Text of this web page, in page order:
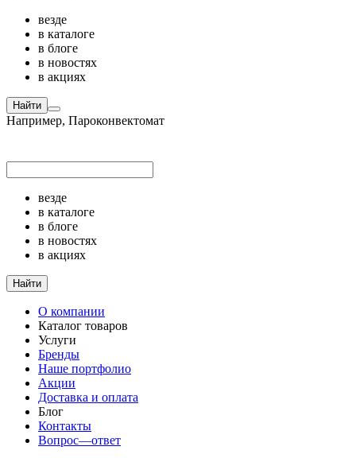
везде
в каталоге
в блоге
в новостях
в акциях
Найти
Например, Пароконвектомат
везде
в каталоге
в блоге
в новостях
в акциях
Найти
О компании
Каталог товаров
Услуги
Бренды
Наше портфолио
Акции
Доставка и оплата
Блог
Контакты
Вопрос—ответ